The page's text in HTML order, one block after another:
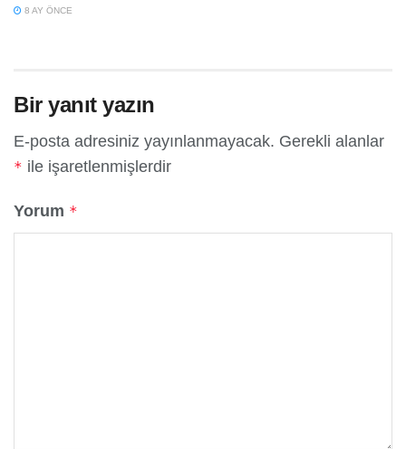
8 AY ÖNCE
Bir yanıt yazın
E-posta adresiniz yayınlanmayacak. Gerekli alanlar
* ile işaretlenmişlerdir
Yorum *